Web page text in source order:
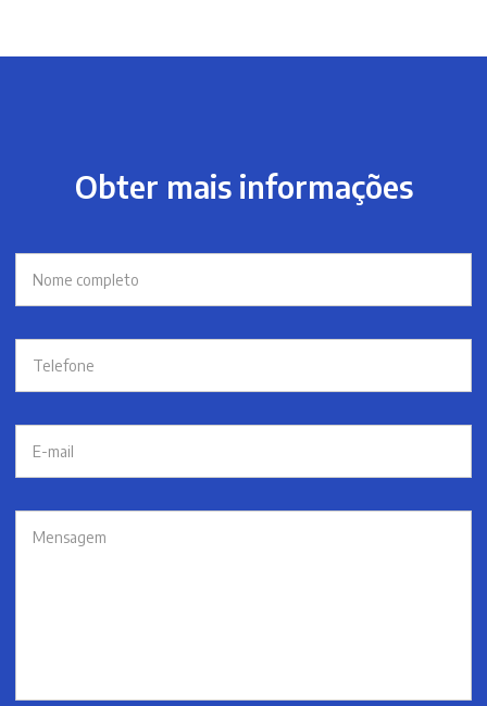
Obter mais informações